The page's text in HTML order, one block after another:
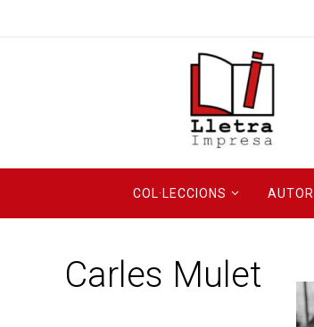
COL·LECCIONS
Carles Mulet